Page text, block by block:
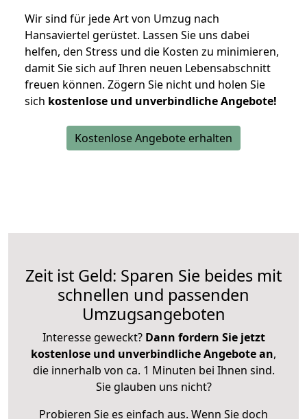
Wir sind für jede Art von Umzug nach
Hansaviertel gerüstet. Lassen Sie uns dabei
helfen, den Stress und die Kosten zu minimieren,
damit Sie sich auf Ihren neuen Lebensabschnitt
freuen können. Zögern Sie nicht und holen Sie
sich kostenlose und unverbindliche Angebote!
Kostenlose Angebote erhalten
Zeit ist Geld: Sparen Sie beides mit
schnellen und passenden
Umzugsangeboten
Interesse geweckt? Dann fordern Sie jetzt
kostenlose und unverbindliche Angebote an,
die innerhalb von ca. 1 Minuten bei Ihnen sind.
Sie glauben uns nicht?
Probieren Sie es einfach aus. Wenn Sie doch